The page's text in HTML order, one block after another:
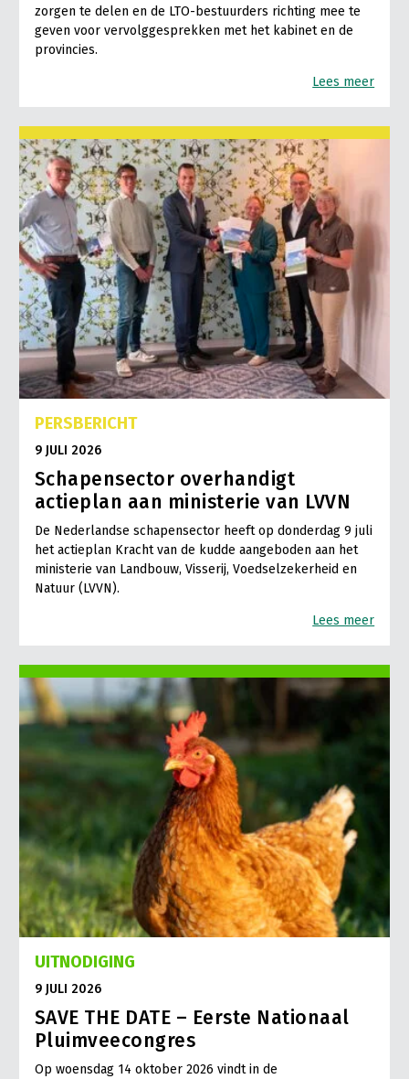
zorgen te delen en de LTO-bestuurders richting mee te
geven voor vervolggesprekken met het kabinet en de
provincies.
Lees meer
PERSBERICHT
9 JULI 2026
Schapensector overhandigt
actieplan aan ministerie van LVVN
De Nederlandse schapensector heeft op donderdag 9 juli
het actieplan Kracht van de kudde aangeboden aan het
ministerie van Landbouw, Visserij, Voedselzekerheid en
Natuur (LVVN).
Lees meer
UITNODIGING
9 JULI 2026
SAVE THE DATE – Eerste Nationaal
Pluimveecongres
Op woensdag 14 oktober 2026 vindt in de